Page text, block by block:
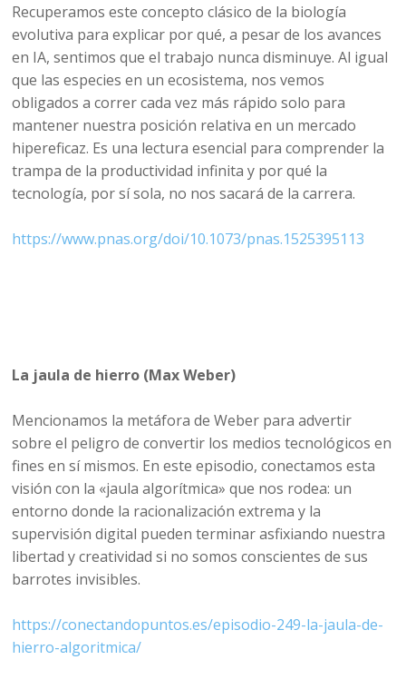
Recuperamos este concepto clásico de la biología
evolutiva para explicar por qué, a pesar de los avances
en IA, sentimos que el trabajo nunca disminuye. Al igual
que las especies en un ecosistema, nos vemos
obligados a correr cada vez más rápido solo para
mantener nuestra posición relativa en un mercado
hipereficaz. Es una lectura esencial para comprender la
trampa de la productividad infinita y por qué la
tecnología, por sí sola, no nos sacará de la carrera.
https://www.pnas.org/doi/10.1073/pnas.1525395113
La jaula de hierro (Max Weber)
Mencionamos la metáfora de Weber para advertir
sobre el peligro de convertir los medios tecnológicos en
fines en sí mismos. En este episodio, conectamos esta
visión con la «jaula algorítmica» que nos rodea: un
entorno donde la racionalización extrema y la
supervisión digital pueden terminar asfixiando nuestra
libertad y creatividad si no somos conscientes de sus
barrotes invisibles.
https://conectandopuntos.es/episodio-249-la-jaula-de-
hierro-algoritmica/